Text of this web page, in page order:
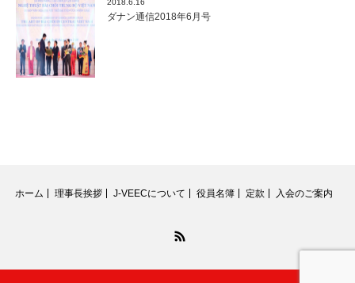
2018.6.16
ダナン通信2018年6月号
ホーム 理事長挨拶 J-VEECについて 役員名簿 定款 入会のご案内